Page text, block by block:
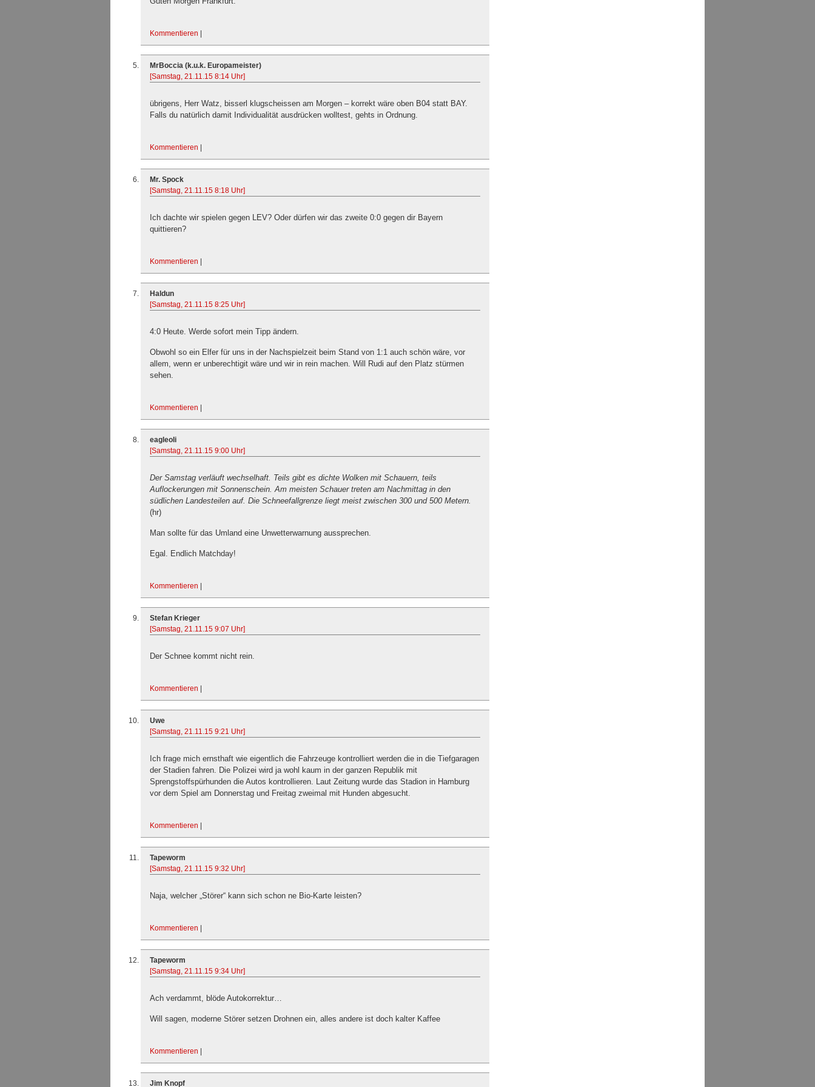
Kommentieren |
MrBoccia (k.u.k. Europameister)
[Samstag, 21.11.15 8:14 Uhr]
übrigens, Herr Watz, bisserl klugscheissen am Morgen – korrekt wäre oben B04 statt BAY.
Falls du natürlich damit Individualität ausdrücken wolltest, gehts in Ordnung.
Kommentieren |
Mr. Spock
[Samstag, 21.11.15 8:18 Uhr]
Ich dachte wir spielen gegen LEV? Oder dürfen wir das zweite 0:0 gegen dir Bayern
quittieren?
Kommentieren |
Haldun
[Samstag, 21.11.15 8:25 Uhr]
4:0 Heute. Werde sofort mein Tipp ändern.
Obwohl so ein Elfer für uns in der Nachspielzeit beim Stand von 1:1 auch schön wäre, vor
allem, wenn er unberechtigit wäre und wir in rein machen. Will Rudi auf den Platz stürmen
sehen.
Kommentieren |
eagleoli
[Samstag, 21.11.15 9:00 Uhr]
Der Samstag verläuft wechselhaft. Teils gibt es dichte Wolken mit Schauern, teils
Auflockerungen mit Sonnenschein. Am meisten Schauer treten am Nachmittag in den
südlichen Landesteilen auf. Die Schneefallgrenze liegt meist zwischen 300 und 500 Metern.
(hr)
Man sollte für das Umland eine Unwetterwarnung aussprechen.
Egal. Endlich Matchday!
Kommentieren |
Stefan Krieger
[Samstag, 21.11.15 9:07 Uhr]
Der Schnee kommt nicht rein.
Kommentieren |
Uwe
[Samstag, 21.11.15 9:21 Uhr]
Ich frage mich ernsthaft wie eigentlich die Fahrzeuge kontrolliert werden die in die Tiefgaragen
der Stadien fahren. Die Polizei wird ja wohl kaum in der ganzen Republik mit
Sprengstoffspürhunden die Autos kontrollieren. Laut Zeitung wurde das Stadion in Hamburg
vor dem Spiel am Donnerstag und Freitag zweimal mit Hunden abgesucht.
Kommentieren |
Tapeworm
[Samstag, 21.11.15 9:32 Uhr]
Naja, welcher „Störer“ kann sich schon ne Bio-Karte leisten?
Kommentieren |
Tapeworm
[Samstag, 21.11.15 9:34 Uhr]
Ach verdammt, blöde Autokorrektur…
Will sagen, moderne Störer setzen Drohnen ein, alles andere ist doch kalter Kaffee
Kommentieren |
Jim Knopf